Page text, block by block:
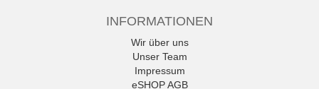
INFORMATIONEN
Wir über uns
Unser Team
Impressum
eSHOP AGB